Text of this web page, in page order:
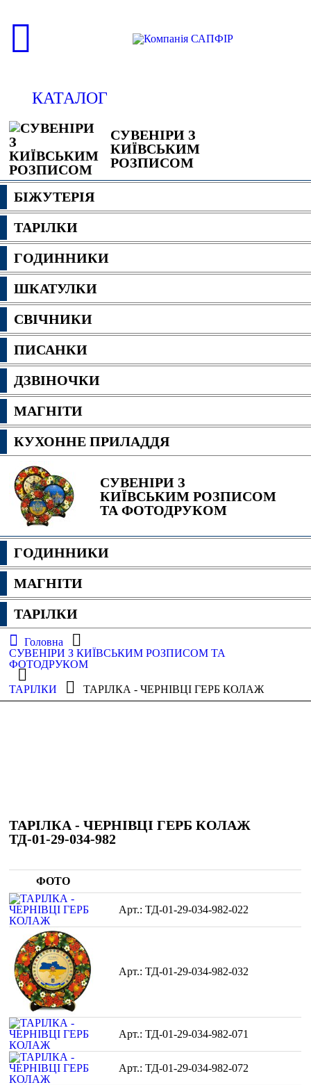
КАТАЛОГ
СУВЕНІРИ З
КИЇВСЬКИМ
РОЗПИСОМ
БІЖУТЕРІЯ
ТАРІЛКИ
ГОДИННИКИ
ШКАТУЛКИ
СВІЧНИКИ
ПИСАНКИ
ДЗВІНОЧКИ
МАГНІТИ
КУХОННЕ ПРИЛАДДЯ
СУВЕНІРИ З
КИЇВСЬКИМ РОЗПИСОМ
ТА ФОТОДРУКОМ
ГОДИННИКИ
МАГНІТИ
ТАРІЛКИ
Головна
СУВЕНІРИ З КИЇВСЬКИМ РОЗПИСОМ ТА
ФОТОДРУКОМ
ТАРІЛКИ ТАРІЛКА - ЧЕРНІВЦІ ГЕРБ КОЛАЖ
ТАРІЛКА - ЧЕРНІВЦІ ГЕРБ КОЛАЖ
ТД-01-29-034-982
ФОТО
ТД-01-29-034-982-022
ТД-01-29-034-982-032
ТД-01-29-034-982-071
ТД-01-29-034-982-072